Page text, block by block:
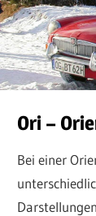
Ori –
Bei einer